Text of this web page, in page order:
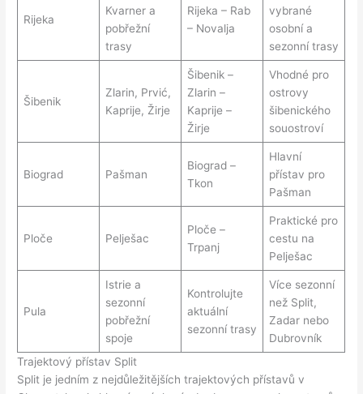
Rijeka
Kvarner a
pobřežní
trasy
Rijeka – Rab
– Novalja
vybrané
osobní a
sezonní trasy
Šibenik
Zlarin, Prvić,
Kaprije, Žirje
Šibenik –
Zlarin –
Kaprije –
Žirje
Vhodné pro
ostrovy
šibenického
souostroví
Biograd Pašman
Biograd –
Tkon
Hlavní
přístav pro
Pašman
Ploče Pelješac
Ploče –
Trpanj
Praktické pro
cestu na
Pelješac
Pula
Istrie a
sezonní
pobřežní
spoje
Kontrolujte
aktuální
sezonní trasy
Více sezonní
než Split,
Zadar nebo
Dubrovník
Trajektový přístav Split
Split je jedním z nejdůležitějších trajektových přístavů v